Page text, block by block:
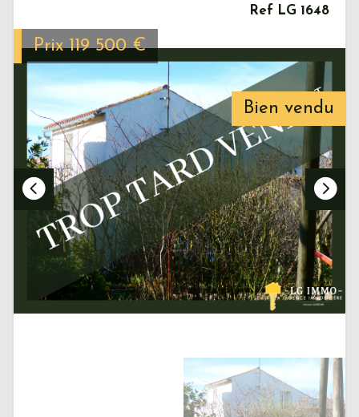
Bien vendu
Ref LG 1648
Prix 119 500 €